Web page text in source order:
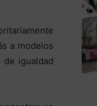
a modelos
igualdad